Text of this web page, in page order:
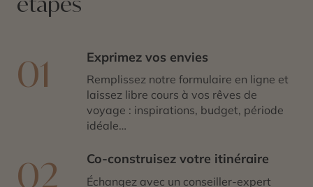
01 Exprimez vos envies
Remplissez notre formulaire en ligne et
laissez libre cours à vos rêves de
voyage : inspirations, budget, période
idéale…
02 Co-construisez votre itinéraire
Échangez avec un conseiller-expert